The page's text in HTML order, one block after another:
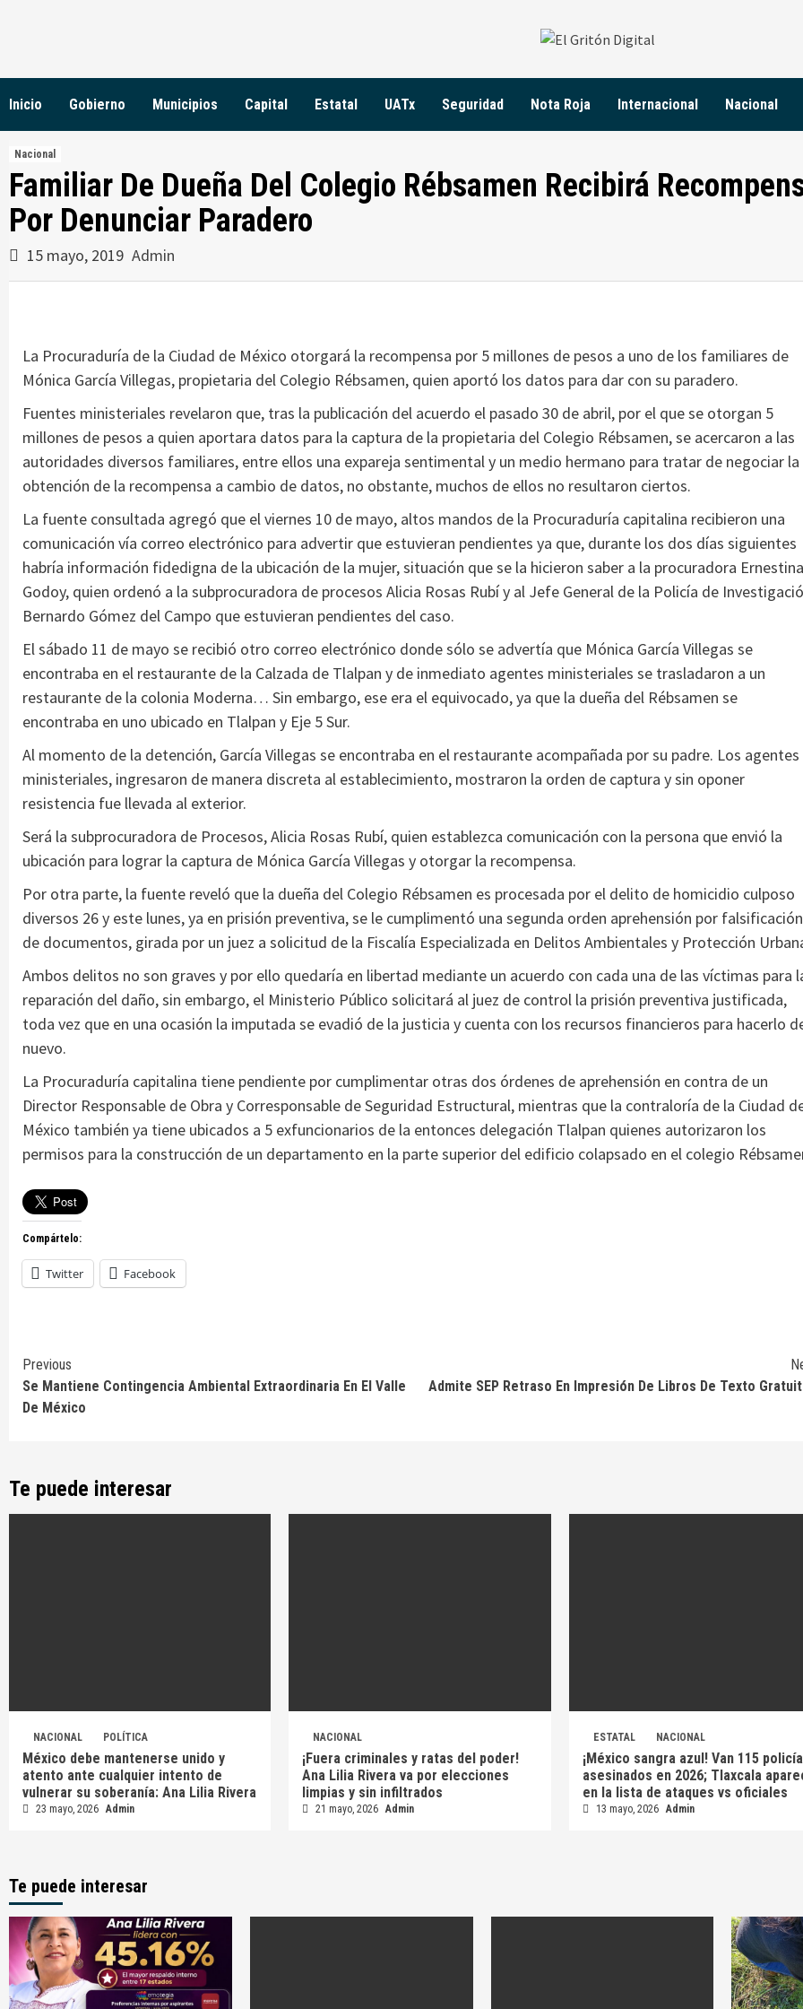
Inicio Gobierno Municipios Capital Estatal UATx Seguridad Nota Roja Internacional Nacional
Nacional
Familiar De Dueña Del Colegio Rébsamen Recibirá
Por Denunciar Paradero
15 mayo, 2019 Admin
La Procuraduría de la Ciudad de México otorgará la recompensa por 5 millones de pesos a uno de los familiares de
Mónica García Villegas, propietaria del Colegio Rébsamen, quien aportó los datos para dar con su paradero.
Fuentes ministeriales revelaron que, tras la publicación del acuerdo el pasado 30 de abril, por el que se otorgan 5
millones de pesos a quien aportara datos para la captura de la propietaria del Colegio Rébsamen, se acercaron a las
autoridades diversos familiares, entre ellos una expareja sentimental y un medio hermano para tratar de negociar la
obtención de la recompensa a cambio de datos, no obstante, muchos de ellos no resultaron ciertos.
La fuente consultada agregó que el viernes 10 de mayo, altos mandos de la Procuraduría capitalina recibieron una
comunicación vía correo electrónico para advertir que estuvieran pendientes ya que, durante los dos días siguientes
habría información fidedigna de la ubicación de la mujer, situación que se la hicieron saber a la procuradora Ernestina
Godoy, quien ordenó a la subprocuradora de procesos Alicia Rosas Rubí y al Jefe General de la Policía de
Bernardo Gómez del Campo que estuvieran pendientes del caso.
El sábado 11 de mayo se recibió otro correo electrónico donde sólo se advertía que Mónica García Villegas se
encontraba en el restaurante de la Calzada de Tlalpan y de inmediato agentes ministeriales se trasladaron a un
restaurante de la colonia Moderna… Sin embargo, ese era el equivocado, ya que la dueña del Rébsamen se
encontraba en uno ubicado en Tlalpan y Eje 5 Sur.
Al momento de la detención, García Villegas se encontraba en el restaurante acompañada por su padre. Los agentes
ministeriales, ingresaron de manera discreta al establecimiento, mostraron la orden de captura y sin oponer
resistencia fue llevada al exterior.
Será la subprocuradora de Procesos, Alicia Rosas Rubí, quien establezca comunicación con la persona que envió la
ubicación para lograr la captura de Mónica García Villegas y otorgar la recompensa.
Por otra parte, la fuente reveló que la dueña del Colegio Rébsamen es procesada por el delito de homicidio culposo
diversos 26 y este lunes, ya en prisión preventiva, se le cumplimentó una segunda orden aprehensión por falsificación
de documentos, girada por un juez a solicitud de la Fiscalía Especializada en Delitos Ambientales y Protección
Ambos delitos no son graves y por ello quedaría en libertad mediante un acuerdo con cada una de las víctimas para
reparación del daño, sin embargo, el Ministerio Público solicitará al juez de control la prisión preventiva justificada,
toda vez que en una ocasión la imputada se evadió de la justicia y cuenta con los recursos financieros para hacerlo
nuevo.
La Procuraduría capitalina tiene pendiente por cumplimentar otras dos órdenes de aprehensión en contra de un
Director Responsable de Obra y Corresponsable de Seguridad Estructural, mientras que la contraloría de la Ciudad
México también ya tiene ubicados a 5 exfuncionarios de la entonces delegación Tlalpan quienes autorizaron los
permisos para la construcción de un departamento en la parte superior del edificio colapsado en el colegio
Compártelo:
Twitter Facebook
Continue
Reading
Previous
Se Mantiene Contingencia Ambiental Extraordinaria En El Valle
De México
Admite SEP Retraso En Impresión De Libros De Texto
Te puede interesar
NACIONAL POLÍTICA
México debe mantenerse unido y
atento ante cualquier intento de
vulnerar su soberanía: Ana Lilia Rivera
23 mayo, 2026 Admin
NACIONAL
¡Fuera criminales y ratas del poder!
Ana Lilia Rivera va por elecciones
limpias y sin infiltrados
21 mayo, 2026 Admin
ESTATAL NACIONAL
¡México sangra azul! Van 115
asesinados en 2026; Tlaxcala
en la lista de ataques vs oficiales
13 mayo, 2026 Admin
Te puede interesar